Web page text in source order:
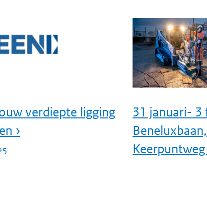
verdiepte ligging
›
31 januari- 3